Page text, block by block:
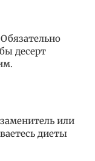
десерт
или
диеты